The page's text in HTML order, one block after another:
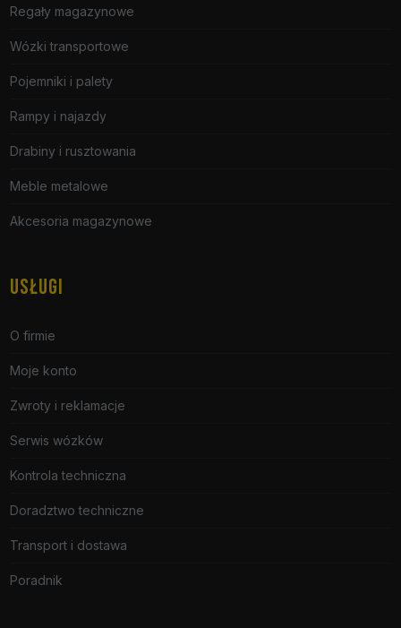
Regały magazynowe
Wózki transportowe
Pojemniki i palety
Rampy i najazdy
Drabiny i rusztowania
Meble metalowe
Akcesoria magazynowe
USŁUGI
O firmie
Moje konto
Zwroty i reklamacje
Serwis wózków
Kontrola techniczna
Doradztwo techniczne
Transport i dostawa
Poradnik